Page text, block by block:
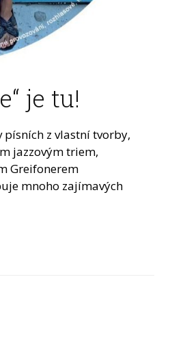
je tu!
písních z vlastní tvorby,
jazzovým triem,
Greifonerem
mnoho zajímavých